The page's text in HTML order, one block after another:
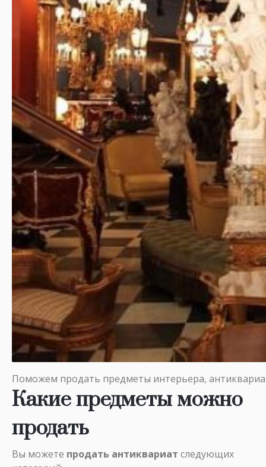
Поможем продать предметы интерьера,
Какие предметы можно
продать
Вы можете продать антиквариат следующих